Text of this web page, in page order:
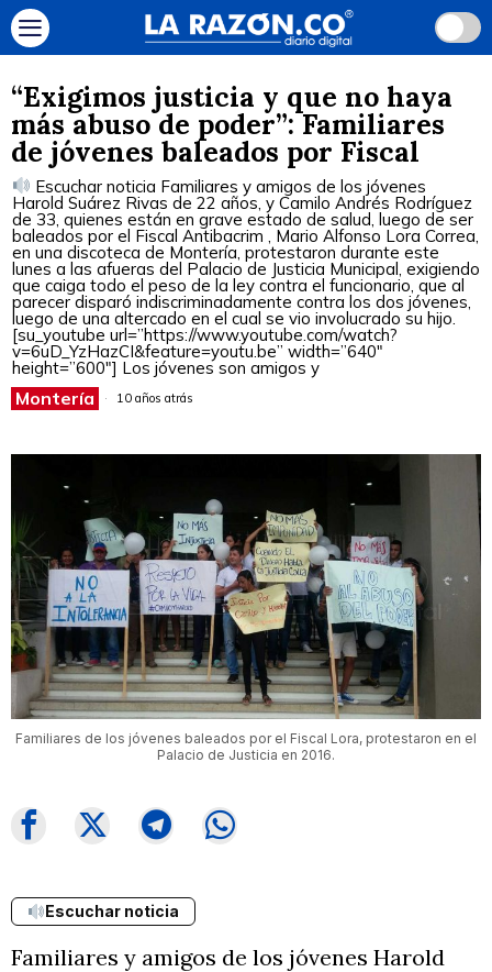
“Exigimos justicia y que no haya
más abuso de poder”: Familiares
de jóvenes baleados por Fiscal
Escuchar noticia Familiares y amigos de los jóvenes
Harold Suárez Rivas de 22 años, y Camilo Andrés Rodríguez
de 33, quienes están en grave estado de salud, luego de ser
baleados por el Fiscal Antibacrim , Mario Alfonso Lora Correa,
en una discoteca de Montería, protestaron durante este
lunes a las afueras del Palacio de Justicia Municipal, exigiendo
que caiga todo el peso de la ley contra el funcionario, que al
parecer disparó indiscriminadamente contra los dos jóvenes,
luego de una altercado en el cual se vio involucrado su hijo.
[su_youtube url=”https://www.youtube.com/watch?
v=6uD_YzHazCI&feature=youtu.be” width=”640″
height=”600″] Los jóvenes son amigos y
Montería 10 años atrás
Familiares de los jóvenes baleados por el Fiscal Lora, protestaron en el
Palacio de Justicia en 2016.
Escuchar noticia
Familiares y amigos de los jóvenes Harold